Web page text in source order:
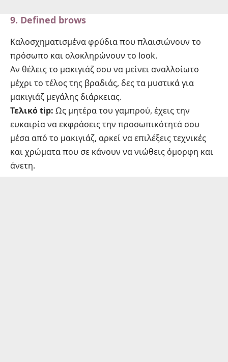
9. Defined brows
Καλοσχηματισμένα φρύδια που πλαισιώνουν το
πρόσωπο και ολοκληρώνουν το look.
Αν θέλεις το μακιγιάζ σου να μείνει αναλλοίωτο
μέχρι το τέλος της βραδιάς, δεςτα μυστικά για
μακιγιάζ μεγάλης διάρκειας.
Τελικό tip: Ως μητέρα του γαμπρού, έχεις την
ευκαιρία να εκφράσεις την προσωπικότητά σου
μέσα από το μακιγιάζ, αρκεί να επιλέξεις τεχνικές
και χρώματα που σε κάνουν να νιώθεις όμορφη και
άνετη.